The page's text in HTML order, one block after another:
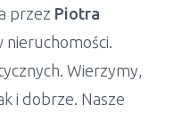
przez Piotra
nieruchomości.
Wierzymy,
i dobrze. Nasze